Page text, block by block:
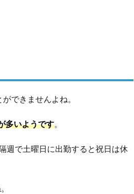
できませんよね。
多いようです。
週で土曜日に出勤すると祝日は休